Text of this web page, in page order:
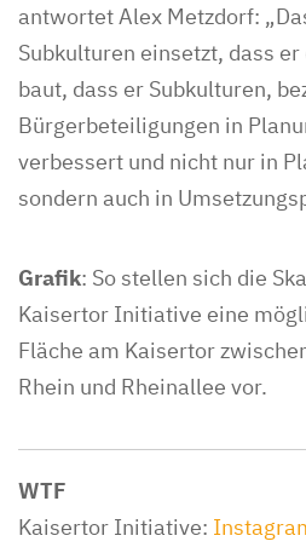
antwortet Alex Metzdorf:
Subkulturen einsetzt, dass
baut, dass er Subkulturen,
Bürgerbeteiligungen in
verbessert und nicht nur in
sondern auch in
Grafik: So stellen sich die
Kaisertor Initiative eine
Fläche am Kaisertor
Rhein und Rheinallee vor.
WTF
Kaisertor Initiative: